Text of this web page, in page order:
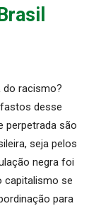
do racismo?
desse
perpetrada são
seja pelos
negra foi
capitalismo se
para